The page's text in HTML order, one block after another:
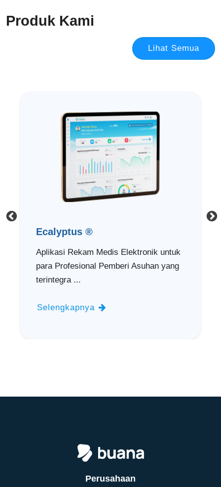
Produk Kami
Lihat Semua
Ecalyptus ®
Aplikasi Rekam Medis Elektronik untuk
para Profesional Pemberi Asuhan yang
terintegra ...
Selengkapnya
Perusahaan